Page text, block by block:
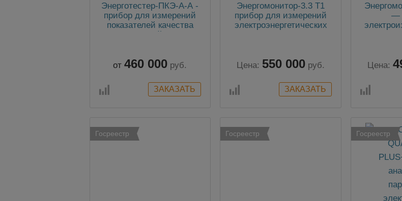
Энерготестер-ПКЭ-А-А -
прибор для измерений
показателей качества
электрической энергии
от460 000 руб.
Энергомонитор-3.3 Т1
прибор для измерений
электроэнергетических
Цена: 550 000 руб.
—
Цена:
Госреестр Госреестр Госреестр